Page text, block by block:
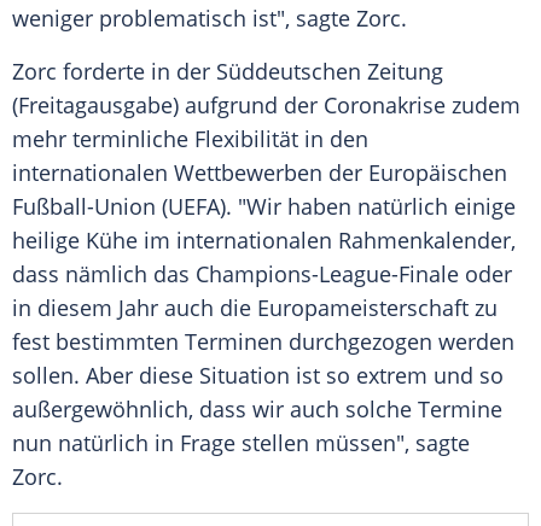
weniger problematisch ist", sagte Zorc.
Zorc forderte in der Süddeutschen Zeitung
(Freitagausgabe) aufgrund der Coronakrise zudem
mehr terminliche Flexibilität in den
internationalen Wettbewerben der Europäischen
Fußball-Union (UEFA). "Wir haben natürlich einige
heilige Kühe im internationalen Rahmenkalender,
dass nämlich das Champions-League-Finale oder
in diesem Jahr auch die Europameisterschaft zu
fest bestimmten Terminen durchgezogen werden
sollen. Aber diese Situation ist so extrem und so
außergewöhnlich, dass wir auch solche Termine
nun natürlich in Frage stellen müssen", sagte
Zorc.